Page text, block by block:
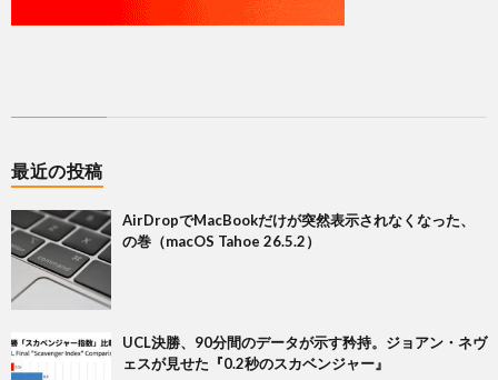
最近の投稿
AirDropでMacBookだけが突然表示されなくなった、
の巻（macOS Tahoe 26.5.2）
UCL決勝、90分間のデータが示す矜持。ジョアン・ネヴ
ェスが見せた『0.2秒のスカベンジャー』